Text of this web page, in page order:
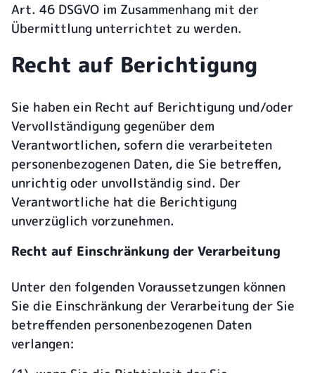
Art. 46 DSGVO im Zusammenhang mit der
Übermittlung unterrichtet zu werden.
Recht auf Berichtigung
Sie haben ein Recht auf Berichtigung und/oder
Vervollständigung gegenüber dem
Verantwortlichen, sofern die verarbeiteten
personenbezogenen Daten, die Sie betreffen,
unrichtig oder unvollständig sind. Der
Verantwortliche hat die Berichtigung
unverzüglich vorzunehmen.
Recht auf Einschränkung der Verarbeitung
Unter den folgenden Voraussetzungen können
Sie die Einschränkung der Verarbeitung der Sie
betreffenden personenbezogenen Daten
verlangen: